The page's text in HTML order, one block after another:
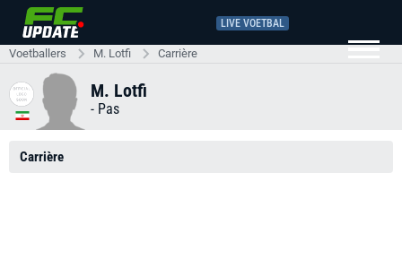
LIVE VOETBAL
Voetballers M. Lotfi Carrière
M. Lotfi
- Pas
Carrière